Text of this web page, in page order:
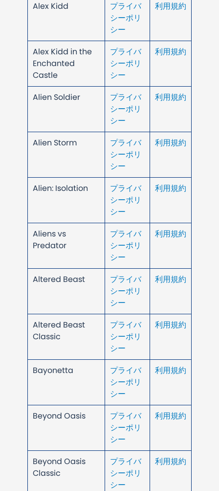
Alex Kidd
プライバ
シーポリ
シー
利用規約
Alex Kidd in the
Enchanted
Castle
プライバ
シーポリ
シー
利用規約
Alien Soldier
プライバ
シーポリ
シー
利用規約
Alien Storm
プライバ
シーポリ
シー
利用規約
Alien: Isolation
プライバ
シーポリ
シー
利用規約
Aliens vs
Predator
プライバ
シーポリ
シー
利用規約
Altered Beast
プライバ
シーポリ
シー
利用規約
Altered Beast
Classic
プライバ
シーポリ
シー
利用規約
Bayonetta
プライバ
シーポリ
シー
利用規約
Beyond Oasis
プライバ
シーポリ
シー
利用規約
Beyond Oasis
Classic
プライバ
シーポリ
シー
利用規約